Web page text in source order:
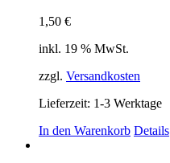
1,50 €
inkl. 19 % MwSt.
zzgl. Versandkosten
Lieferzeit: 1-3 Werktage
In den Warenkorb Details